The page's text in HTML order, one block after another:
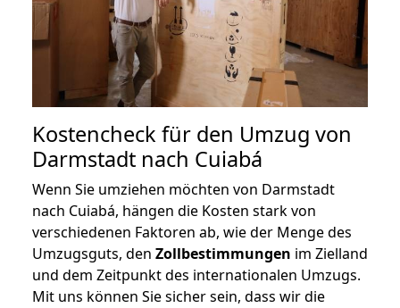
Kostencheck für den Umzug von
Darmstadt nach Cuiabá
Wenn Sie umziehen möchten von Darmstadt
nach Cuiabá, hängen die Kosten stark von
verschiedenen Faktoren ab, wie der Menge des
Umzugsguts, den Zollbestimmungen im Zielland
und dem Zeitpunkt des internationalen Umzugs.
Mit uns können Sie sicher sein, dass wir die